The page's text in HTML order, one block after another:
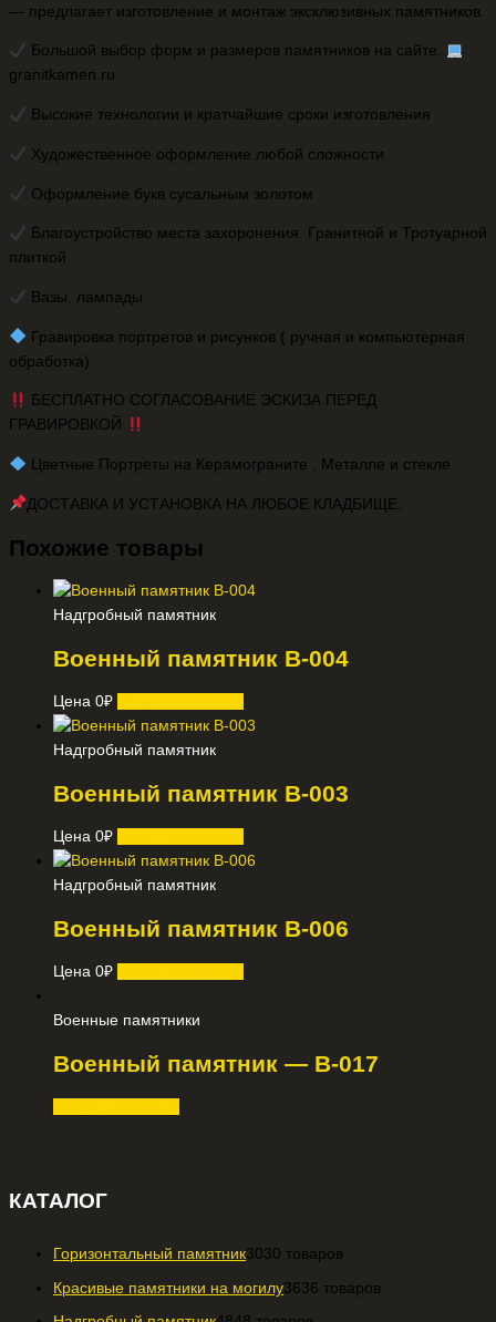
— предлагает изготовление и монтаж эксклюзивных памятников.
Большой выбор форм и размеров памятников на сайте.
granitkamen.ru
Высокие технологии и кратчайшие сроки изготовления
Художественное оформление любой сложности
Оформление букв сусальным золотом
Благоустройство места захоронения Гранитной и Тротуарной
плиткой
Вазы, лампады
️ Гравировка портретов и рисунков ( ручная и компьютерная
обработка)
БЕСПЛАТНО СОГЛАСОВАНИЕ ЭСКИЗА ПЕРЕД
ГРАВИРОВКОЙ
️ Цветные Портреты на Керамограните , Металле и стекле
ДОСТАВКА И УСТАНОВКА НА ЛЮБОЕ КЛАДБИЩЕ.
Похожие товары
Надгробный памятник
Военный памятник В-004
Цена 0₽
Надгробный памятник
Военный памятник В-003
Цена 0₽
Надгробный памятник
Военный памятник В-006
Цена 0₽
Военные памятники
Военный памятник — В-017
КАТАЛОГ
Горизонтальный памятник3030 товаров
Красивые памятники на могилу3636 товаров